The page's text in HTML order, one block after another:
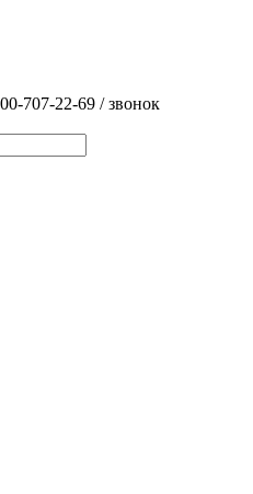
707-22-69 / звонок